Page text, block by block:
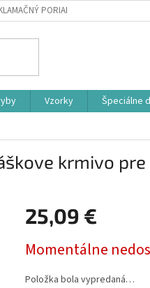
PORIADOK
Vzorky Špeciálne
krmivo
25,09 €
cena:
Momentálne
Položka bola vypredaná…